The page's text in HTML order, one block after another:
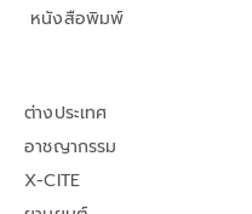
หนังสือพิมพ์
ต่างประเทศ
อาชญากรรม
X-CITE